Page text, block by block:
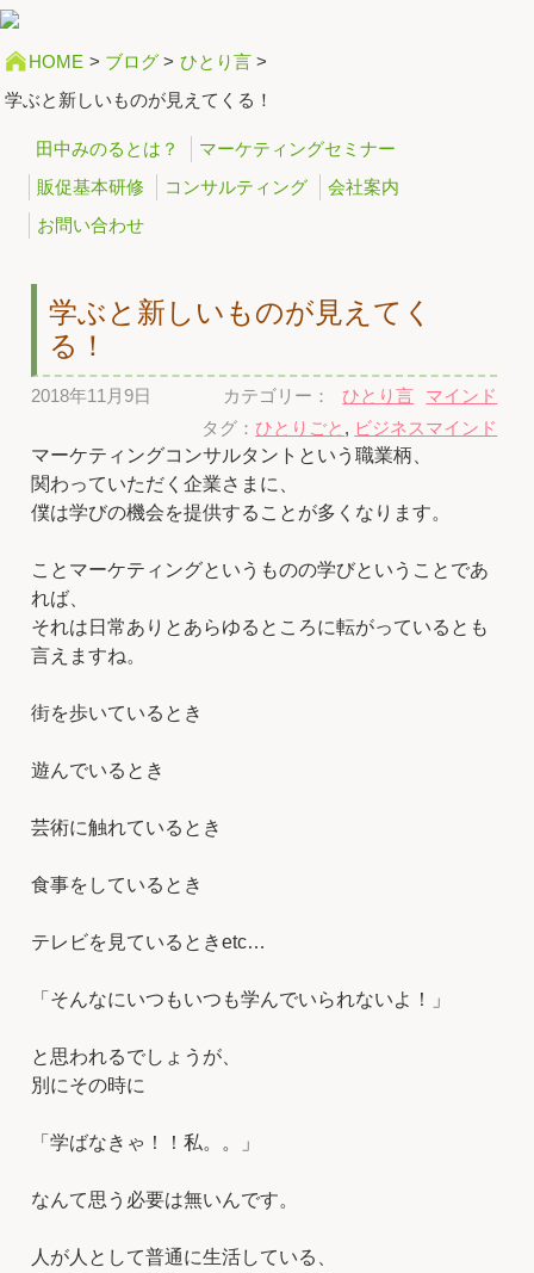
HOME > ブログ > ひとり言 >
学ぶと新しいものが見えてくる！
田中みのるとは？
マーケティングセミナー
販促基本研修
コンサルティング
会社案内
お問い合わせ
学ぶと新しいものが見えてく
る！
2018年11月9日 カテゴリー： ひとり言
マインド
タグ：ひとりごと , ビジネスマインド
マーケティングコンサルタントという職業柄、
関わっていただく企業さまに、
僕は学びの機会を提供することが多くなります。
ことマーケティングというものの学びということであ
れば、
それは日常ありとあらゆるところに転がっているとも
言えますね。
街を歩いているとき
遊んでいるとき
芸術に触れているとき
食事をしているとき
テレビを見ているときetc…
「そんなにいつもいつも学んでいられないよ！」
と思われるでしょうが、
別にその時に
「学ばなきゃ！！私。。」
なんて思う必要は無いんです。
人が人として普通に生活している、